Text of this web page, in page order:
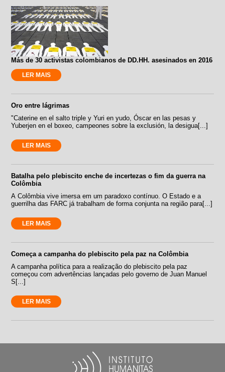
Más de 30 activistas colombianos de DD.HH. asesinados en 2016
LER MAIS
Oro entre lágrimas
"Caterine en el salto triple y Yuri en yudo, Óscar en las pesas y
Yuberjen en el boxeo, campeones sobre la exclusión, la desigua[...]
LER MAIS
Batalha pelo plebiscito enche de incertezas o fim da guerra na
Colômbia
A Colômbia vive imersa em um paradoxo contínuo. O Estado e a
guerrilha das FARC já trabalham de forma conjunta na região para[...]
LER MAIS
Começa a campanha do plebiscito pela paz na Colômbia
A campanha política para a realização do plebiscito pela paz
começou com advertências lançadas pelo governo de Juan Manuel
S[...]
LER MAIS